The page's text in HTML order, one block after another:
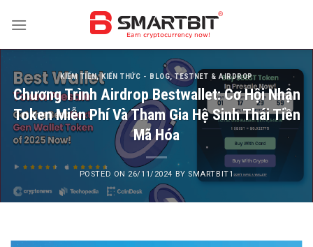
KIẾM TIỀN, KIẾN THỨC - BLOG,TESTNET & AIRDROP
Chương Trình Airdrop Bestwallet: Cơ Hội Nhận
Token Miễn Phí Và Tham Gia Hệ Sinh Thái Tiền
Mã Hóa
POSTED ON 26/11/2024 BY SMARTBIT1